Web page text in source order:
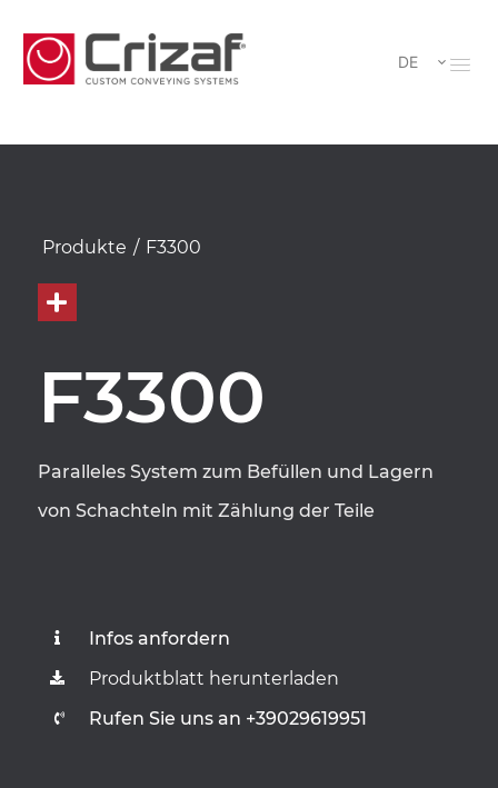
DE
Produkte / F3300
F3300
Paralleles System zum Befüllen und Lagern
von Schachteln mit Zählung der Teile
Infos anfordern
Produktblatt herunterladen
Rufen Sie uns an +39029619951